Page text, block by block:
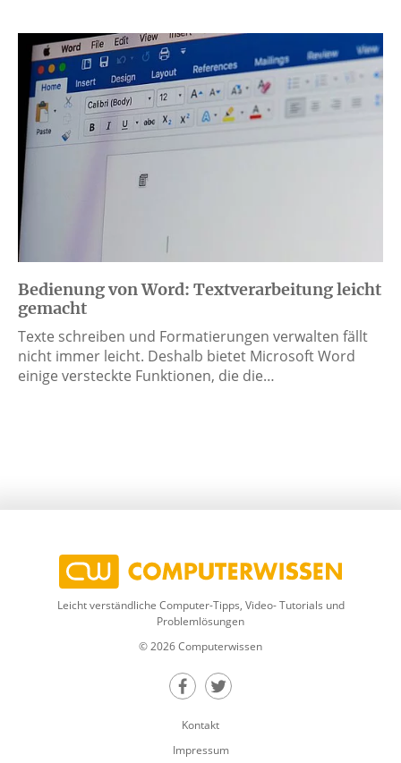
Bedienung von Word: Textverarbeitung leicht
gemacht
Texte schreiben und Formatierungen verwalten fällt
nicht immer leicht. Deshalb bietet Microsoft Word
einige versteckte Funktionen, die die…
Leicht verständliche Computer-Tipps, Video- Tutorials und
Problemlösungen
© 2026 Computerwissen
Teilen auf Facebook
Teilen auf Twitter
Kontakt
Impressum